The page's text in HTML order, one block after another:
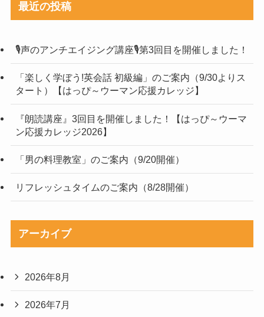
最近の投稿
🎙声のアンチエイジング講座🎙第3回目を開催しました！
「楽しく学ぼう!英会話 初級編」のご案内（9/30よりス
タート）【はっぴ～ウーマン応援カレッジ】
『朗読講座』3回目を開催しました！【はっぴ～ウーマ
ン応援カレッジ2026】
「男の料理教室」のご案内（9/20開催）
リフレッシュタイムのご案内（8/28開催）
アーカイブ
2026年8月
2026年7月